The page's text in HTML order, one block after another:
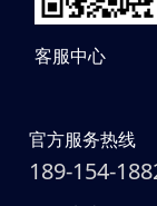
客服中心
官方服务热线
189-154-